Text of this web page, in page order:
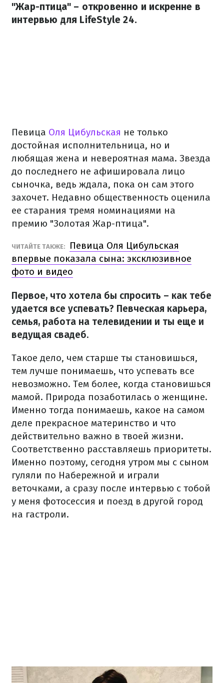
"Жар-птица" – откровенно и искренне в
интервью для LifeStyle 24.
Певица Оля Цибульская не только
достойная исполнительница, но и
любящая жена и невероятная мама. Звезда
до последнего не афишировала лицо
сыночка, ведь ждала, пока он сам этого
захочет. Недавно общественность оценила
ее старания тремя номинациями на
премию "Золотая Жар-птица".
ЧИТАЙТЕ ТАКЖЕ:
Певица Оля Цибульская
впервые показала сына: эксклюзивное
фото и видео
Первое, что хотела бы спросить – как тебе
удается все успевать? Певческая карьера,
семья, работа на телевидении и ты еще и
ведущая свадеб.
Такое дело, чем старше ты становишься,
тем лучше понимаешь, что успевать все
невозможно. Тем более, когда становишься
мамой. Природа позаботилась о женщине.
Именно тогда понимаешь, какое на самом
деле прекрасное материнство и что
действительно важно в твоей жизни.
Соответственно расставляешь приоритеты.
Именно поэтому, сегодня утром мы с сыном
гуляли по Набережной и играли
веточками, а сразу после интервью с тобой
у меня фотосессия и поезд в другой город
на гастроли.